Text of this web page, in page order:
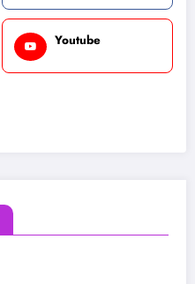
Youtube